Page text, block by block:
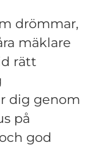
drömmar,
mäklare
rätt
dig genom
på
god